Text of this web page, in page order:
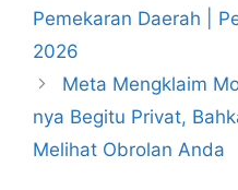
Pemekaran Daerah |
2026
Meta Mengklaim
nya Begitu Privat,
Melihat Obrolan Anda